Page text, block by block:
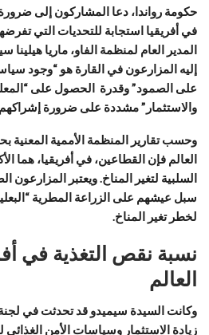
حكومة رواندا، دعا المشاركون إلى
في أفريقيا استجابة للتحديات التي تفرضها
المدير العام لمنظمة الفاو، ماريا
إليه المزارعون في القارة هو “وجود
على الصمود” وقدرة الحصول على
والاستثمار” مشددة على ضرورة إشراكهم
وحسب تقارير المنظمة الأممية المعنية
العالم فإن القطاعين، في أفريقيا، هما
السلبية لتغير المناخ. ويعتبر المزارعون
سبل عيشهم على الزراعة المطرية
لخطر تغير المناخ.
نسبة نقص التغذية في
العالم
وكانت السيدة سيميدو قد تحدثت في
زيادة الاستثمار وسياسات الأمن الغذائي